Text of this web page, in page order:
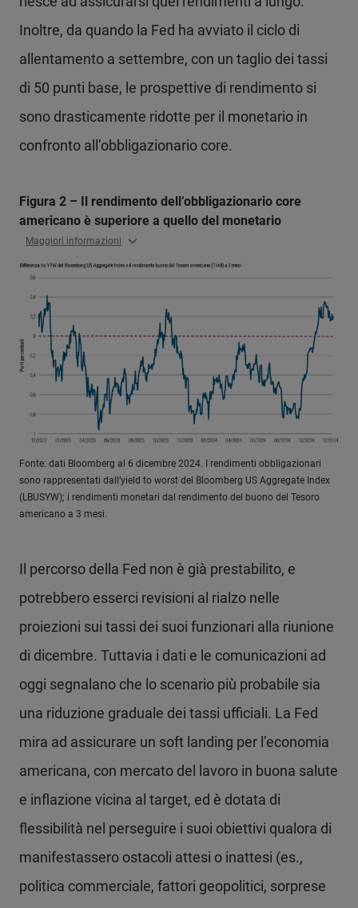
Inoltre, da quando la Fed ha avviato il ciclo di
allentamento a settembre, con un taglio dei tassi
di 50 punti base, le prospettive di rendimento si
sono drasticamente ridotte per il monetario in
confronto all’obbligazionario core.
Figura 2 – Il rendimento dell’obbligazionario core
americano è superiore a quello del monetario
Maggiori informazioni
Fonte: dati Bloomberg al 6 dicembre 2024. I rendimenti obbligazionari
sono rappresentati dall’yield to worst del Bloomberg US Aggregate Index
(LBUSYW); i rendimenti monetari dal rendimento del buono del Tesoro
americano a 3 mesi.
Il percorso della Fed non è già prestabilito, e
potrebbero esserci revisioni al rialzo nelle
proiezioni sui tassi dei suoi funzionari alla riunione
di dicembre. Tuttavia i dati e le comunicazioni ad
oggi segnalano che lo scenario più probabile sia
una riduzione graduale dei tassi ufficiali. La Fed
mira ad assicurare un soft landing per l’economia
americana, con mercato del lavoro in buona salute
e inflazione vicina al target, ed è dotata di
flessibilità nel perseguire i suoi obiettivi qualora di
manifestassero ostacoli attesi o inattesi (es.,
politica commerciale, fattori geopolitici, sorprese